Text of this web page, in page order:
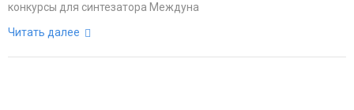
конкурсы для синтезатора Междуна
Читать далее